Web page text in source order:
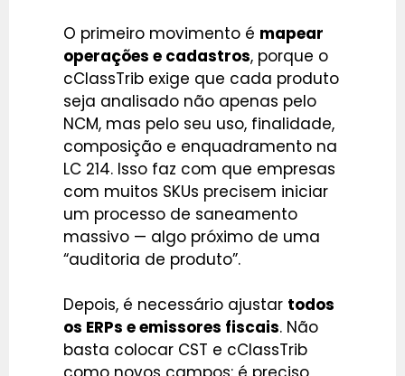
O primeiro movimento é mapear
operações e cadastros, porque o
cClassTrib exige que cada produto
seja analisado não apenas pelo
NCM, mas pelo seu uso, finalidade,
composição e enquadramento na
LC 214. Isso faz com que empresas
com muitos SKUs precisem iniciar
um processo de saneamento
massivo — algo próximo de uma
“auditoria de produto”.
Depois, é necessário ajustar todos
os ERPs e emissores fiscais. Não
basta colocar CST e cClassTrib